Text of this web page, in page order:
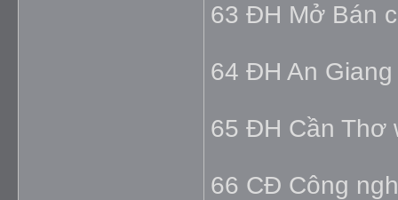
63 ĐH Mở Bán
64 ĐH An
65 ĐH Cần Thơ
66 CĐ Công